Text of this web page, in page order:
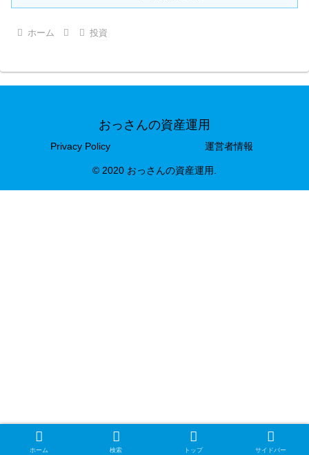
ホーム 投資
おっさんの資産運用
Privacy Policy 運営者情報
© 2020 おっさんの資産運用.
ホーム 検索 トップ サイドバー